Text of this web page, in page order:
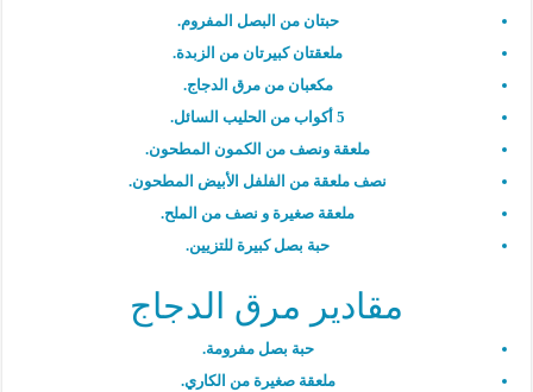
حبتان من البصل المفروم.
ملعقتان كبيرتان من الزبدة.
مكعبان من مرق الدجاج.
5 أكواب من الحليب السائل.
ملعقة ونصف من الكمون المطحون.
نصف ملعقة من الفلفل الأبيض المطحون.
ملعقة صغيرة و نصف من الملح.
حبة بصل كبيرة للتزيين.
مقادير مرق الدجاج
حبة بصل مفرومة.
ملعقة صغيرة من الكاري.